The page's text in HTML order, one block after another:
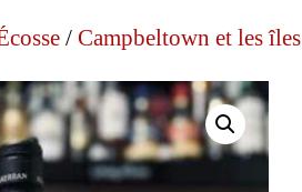
/Campbeltown et les îles